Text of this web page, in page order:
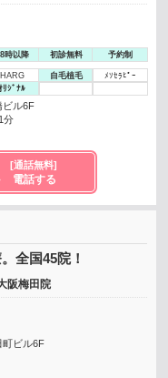
時以降 初診無料 予約制
HARG 自毛植毛
ﾒｿｾﾗﾋﾟｰ
ﾘｼﾞﾅﾙ
ビル6F
分
[通話無料]
電話する
全国45院！
阪梅田院
町ビル6F